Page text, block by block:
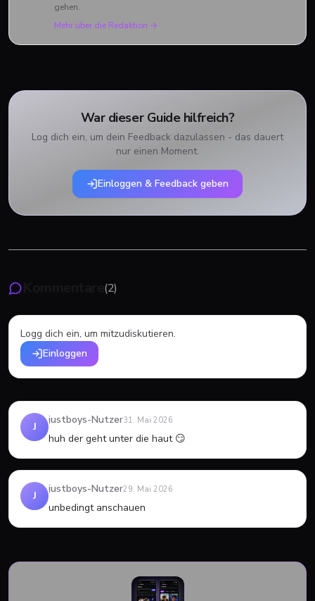
gehen.
Mehr über die Redaktion →
War dieser Guide hilfreich?
Log dich ein, um dein Feedback dazulassen - das dauert
nur einen Moment.
Einloggen & Feedback geben
(2)
Logg dich ein, um mitzudiskutieren.
Einloggen
J
justboys-Nutzer31. Mai 2026
huh der geht unter die haut 😏
J
justboys-Nutzer29. Mai 2026
unbedingt anschauen